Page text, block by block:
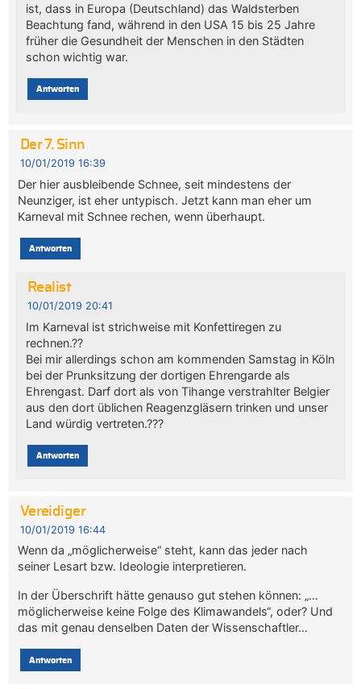
ist, dass in Europa (Deutschland) das Waldsterben
Beachtung fand, während in den USA 15 bis 25 Jahre
früher die Gesundheit der Menschen in den Städten
schon wichtig war.
Antworten
Der 7. Sinn
10/01/2019 16:39
Der hier ausbleibende Schnee, seit mindestens der
Neunziger, ist eher untypisch. Jetzt kann man eher um
Karneval mit Schnee rechen, wenn überhaupt.
Antworten
Realist
10/01/2019 20:41
Im Karneval ist strichweise mit Konfettiregen zu
rechnen.??
Bei mir allerdings schon am kommenden Samstag in Köln
bei der Prunksitzung der dortigen Ehrengarde als
Ehrengast. Darf dort als von Tihange verstrahlter Belgier
aus den dort üblichen Reagenzgläsern trinken und unser
Land würdig vertreten.???
Antworten
Vereidiger
10/01/2019 16:44
Wenn da „möglicherweise“ steht, kann das jeder nach
seiner Lesart bzw. Ideologie interpretieren.
In der Überschrift hätte genauso gut stehen können: „…
möglicherweise keine Folge des Klimawandels“, oder? Und
das mit genau denselben Daten der Wissenschaftler…
Antworten